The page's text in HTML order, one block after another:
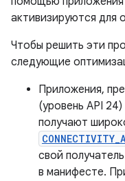
активизируются для
Чтобы решить эти
следующие
Приложения,
(уровень API
получают
свой
в манифесте.